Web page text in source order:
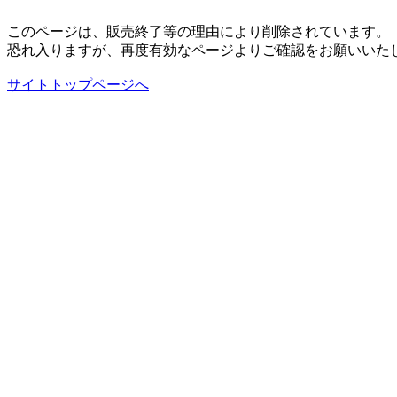
このページは、販売終了等の理由により削除されています。
恐れ入りますが、再度有効なページよりご確認をお願いいた
サイトトップページへ